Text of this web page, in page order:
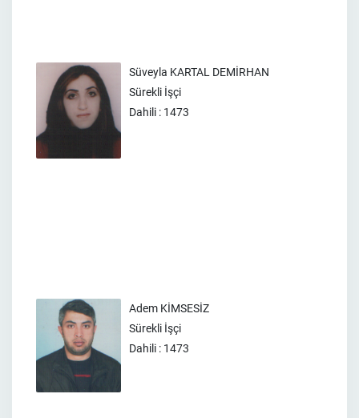
Süveyla KARTAL DEMİRHAN
Sürekli İşçi
Dahili : 1473
Adem KİMSESİZ
Sürekli İşçi
Dahili : 1473